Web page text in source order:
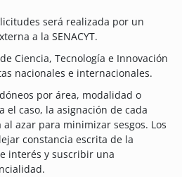
será realizada por un
a la SENACYT.
Ciencia, Tecnología e Innovación
nacionales e internacionales.
por área, modalidad o
el caso, la asignación de cada
azar para minimizar sesgos. Los
constancia escrita de la
interés y suscribir una